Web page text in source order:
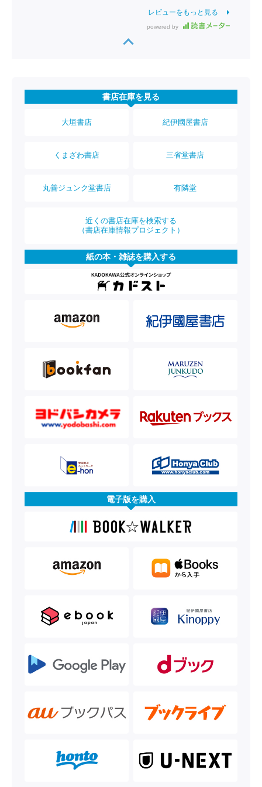
レビューをもっと見る
powered by
書店在庫を見る
大垣書店 紀伊國屋書店
くまざわ書店 三省堂書店
丸善ジュンク堂書店 有隣堂
近くの書店在庫を検索する
（書店在庫情報プロジェクト）
紙の本・雑誌を購入する
電子版を購入